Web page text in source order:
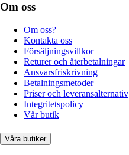
Om oss
Om oss?
Kontakta oss
Försäljningsvillkor
Returer och återbetalningar
Ansvarsfriskrivning
Betalningsmetoder
Priser och leveransalternativ
Integritetspolicy
Vår butik
Våra butiker